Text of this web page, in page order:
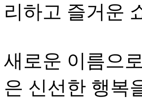
리하고 즐거운
새로운 이름으
은 신선한 행복